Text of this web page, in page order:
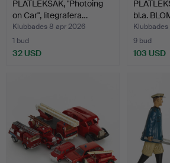
PLÅTLEKSAK, "Photoing
on Car", litegrafera…
Klubbades 8 apr 2026
1 bud
32 USD
bl.a.
9 bud
103 USD